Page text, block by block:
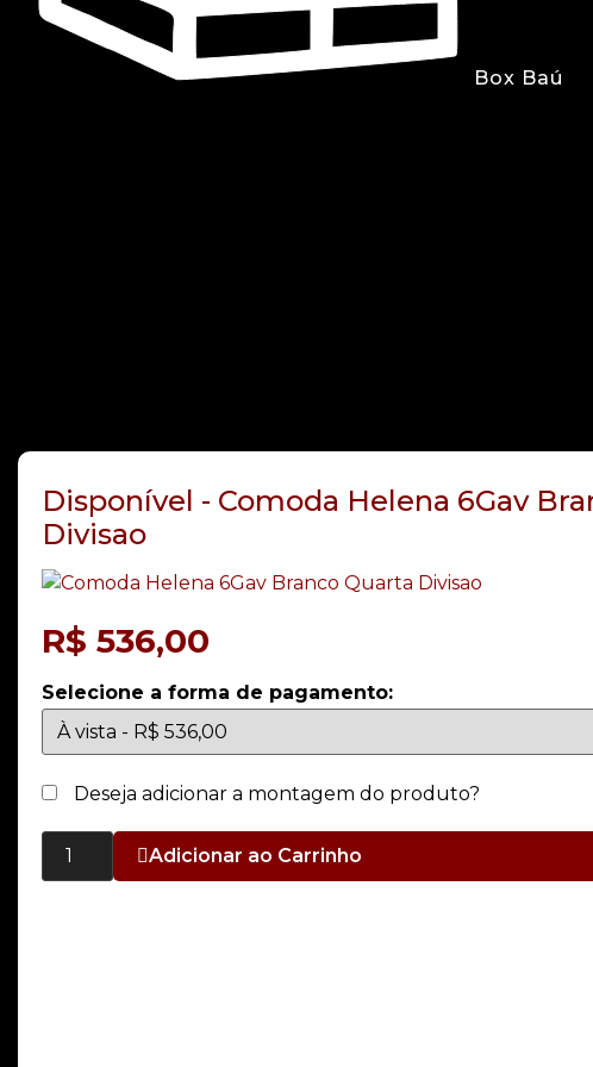
Box Baú
Disponível - Comoda Helena 6Gav
Divisao
R$ 536,00
Selecione a forma de pagamento:
Deseja adicionar a montagem do produto?
Adicionar ao Carrinho